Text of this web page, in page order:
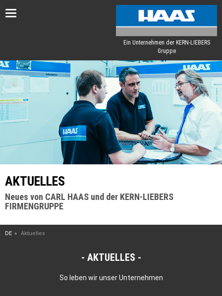
Toggle
Ein Unternehmen der KERN-LIEBERS
Gruppe
AKTUELLES
Neues von CARL HAAS und der KERN-LIEBERS
FIRMENGRUPPE
DE Aktuelles
AKTUELLES
So leben wir unser Unternehmen